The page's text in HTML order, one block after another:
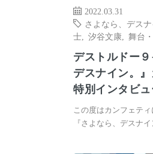
2022.03.31
さよなら、デスナ
士
汐谷文康 舞台
デストルドー９
デスナイン。
特別インタビ
この度はカンフェテ
『さよなら、デスナ